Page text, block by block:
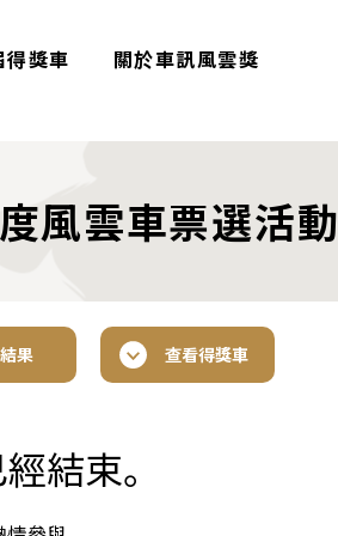
得獎車 關於車訊風雲獎
風雲車票選活動
果 查看得獎車
結束。